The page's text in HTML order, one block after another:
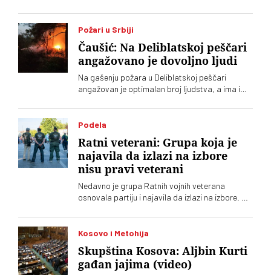
Požari u Srbiji
Čaušić: Na Deliblatskoj peščari
angažovano je dovoljno ljudi
Na gašenju požara u Deliblatskoj peščari
angažovan je optimalan broj ljudstva, a ima i
pomoćnik ministra Ministarstva unutrašnjih
poslova. Požarom je zahvaćeno oko hiljadu i po
Podela
Ratni veterani: Grupa koja je
najavila da izlazi na izbore
nisu pravi veterani
Nedavno je grupa Ratnih vojnih veterana
osnovala partiju i najavila da izlazi na izbore. Oni
se od njih
Kosovo i Metohija
Skupština Kosova: Aljbin Kurti
gađan jajima (video)